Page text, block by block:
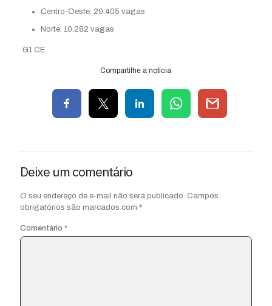
Centro-Oeste: 20.405 vagas
Norte: 10.282 vagas
G1 CE
Compartilhe a notícia
Deixe um comentário
O seu endereço de e-mail não será publicado. Campos
obrigatórios são marcados com *
Comentário *